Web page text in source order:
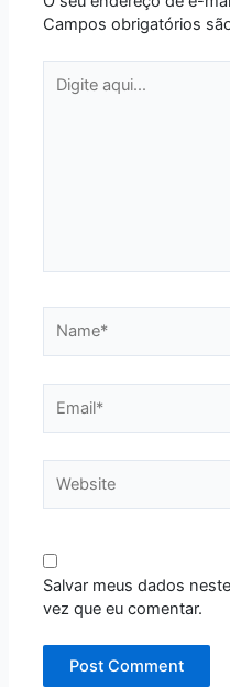
Campos obrigatórios
aqui...
Salvar meus dados
vez que eu comentar.